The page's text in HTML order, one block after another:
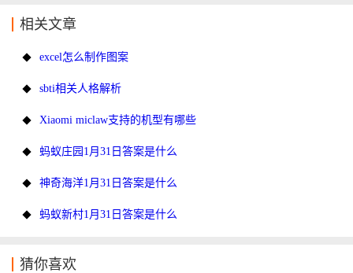
相关文章
excel怎么制作图案
sbti相关人格解析
Xiaomi miclaw支持的机型有哪些
蚂蚁庄园1月31日答案是什么
神奇海洋1月31日答案是什么
蚂蚁新村1月31日答案是什么
猜你喜欢